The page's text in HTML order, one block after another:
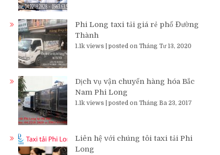
Phi Long taxi tải giá rẻ phố Đường
Thành
1.1k views posted on Tháng Tư 13, 2020
Dịch vụ vận chuyển hàng hóa Bắc
Nam Phi Long
1.1k views posted on Tháng Ba 23, 2017
Liên hệ với chúng tôi taxi tải Phi
Long